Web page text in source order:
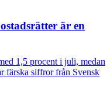
är en
1,5 procent i juli, medan
färska siffror från Svensk